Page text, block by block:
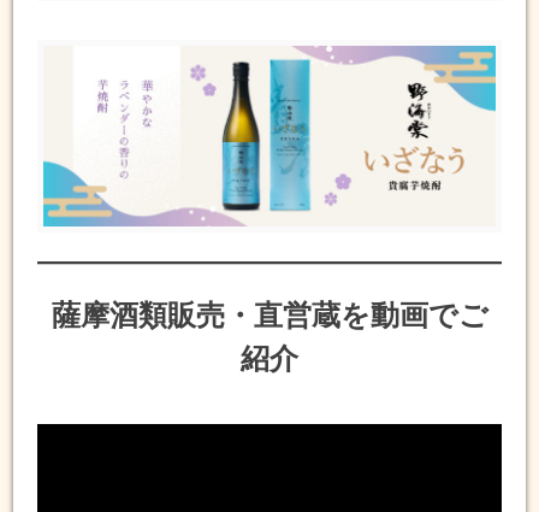
薩摩酒類販売・直営蔵を動画でご
紹介